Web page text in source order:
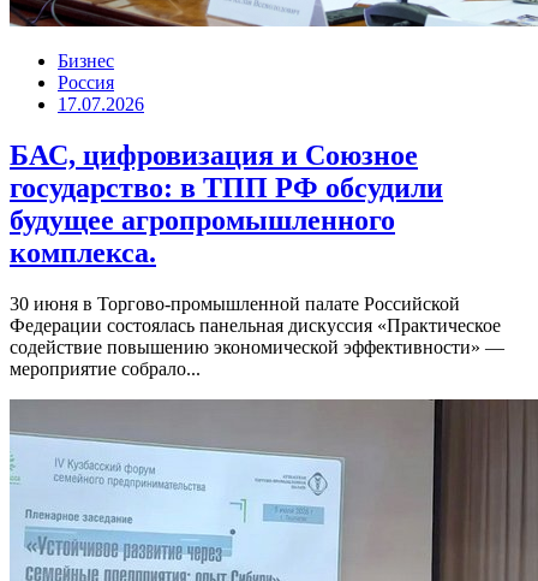
Бизнес
Россия
17.07.2026
БАС, цифровизация и Союзное
государство: в ТПП РФ обсудили
будущее агропромышленного
комплекса.
30 июня в Торгово-промышленной палате Российской
Федерации состоялась панельная дискуссия «Практическое
содействие повышению экономической эффективности» —
мероприятие собрало...